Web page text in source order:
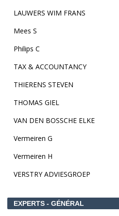
LAUWERS WIM FRANS
Mees S
Philips C
TAX & ACCOUNTANCY
THIERENS STEVEN
THOMAS GIEL
VAN DEN BOSSCHE ELKE
Vermeiren G
Vermeiren H
VERSTRY ADVIESGROEP
EXPERTS - GÉNÉRAL